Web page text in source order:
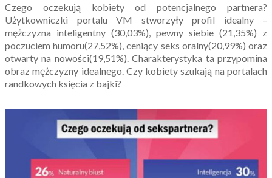
Czego oczekują kobiety od potencjalnego partnera?
Użytkowniczki portalu VM stworzyły profil idealny –
mężczyzna inteligentny (30,03%), pewny siebie (21,35%) z
poczuciem humoru(27,52%), ceniący seks oralny(20,99%) oraz
otwarty na nowości(19,51%). Charakterystyka ta przypomina
obraz mężczyzny idealnego. Czy kobiety szukają na portalach
randkowych księcia z bajki?